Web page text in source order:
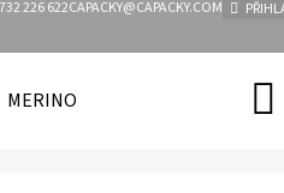
226 622CAPACKY@CAPACKY.COM
MERINO